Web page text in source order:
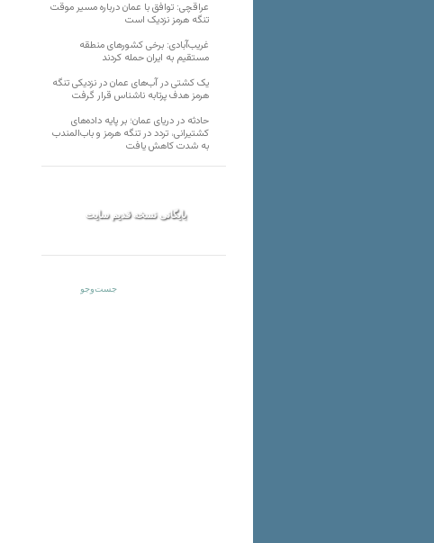
عراقچی: توافق با عمان درباره مسیر موقت
تنگه هرمز نزدیک است
غریب‌آبادی: برخی کشورهای منطقه
مستقیم به ایران حمله کردند
یک کشتی در آب‌های عمان در نزدیکی تنگه
هرمز هدف پرتابه ناشناس قرار گرفت
حادثه در دریای عمان؛ بر پایه داده‌های
کشتیرانی، تردد در تنگه هرمز و باب‌المندب
به شدت کاهش یافت
بایگانی نسخه قدیم سایت